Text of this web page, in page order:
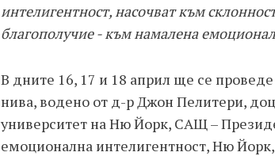
интелигентност, насочват към
благополучие - към намалена
В дните 16, 17 и 18 април ще се
нива, водено от д-р Джон Пелитери,
университет на Ню Йорк, САЩ –
емоционална интелигентност, Ню